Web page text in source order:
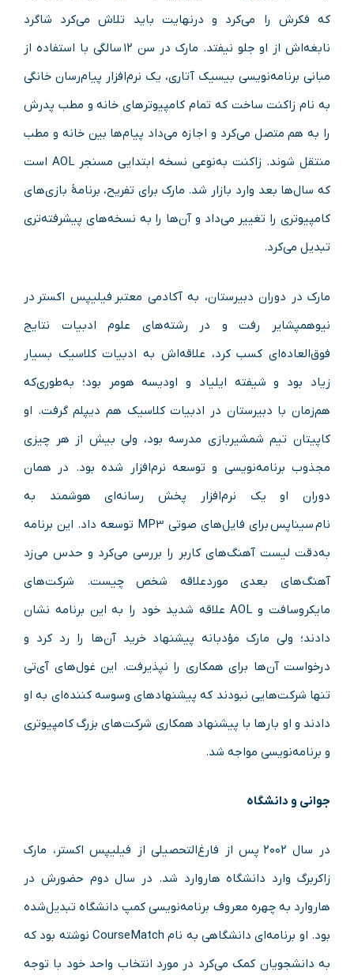
که فکرش را می‌کرد و درنهایت باید تلاش می‌کرد شاگرد
نابغه‌اش از او جلو نیفتد. مارک در سن ۱۲ سالگی با استفاده از
مبانی برنامه‌نویسی بیسیک آتاری، یک نرم‌افزار پیام‌رسان خانگی
به نام زاکنت ساخت که تمام کامپیوترهای خانه و مطب پدرش
را به هم متصل می‌کرد و اجازه می‌داد پیام‌ها بین خانه و مطب
منتقل شوند. زاکنت به‌نوعی نسخه ابتدایی مسنجر AOL است
که سال‌ها بعد وارد بازار شد. مارک برای تفریح، برنامهٔ بازی‌های
کامپیوتری را تغییر می‌داد و آن‌ها را به نسخه‌های پیشرفته‌تری
تبدیل می‌کرد.
مارک در دوران دبیرستان، به آکادمی معتبر فیلیپس اکستر در
نیوهمپشایر رفت و در رشته‌های علوم ادبیات نتایج
فوق‌العاده‌ای کسب کرد، علاقه‌اش به ادبیات کلاسیک بسیار
زیاد بود و شیفته ایلیاد و اودیسه هومر بود؛ به‌طوری‌که
هم‌زمان با دبیرستان در ادبیات کلاسیک هم دیپلم گرفت. او
کاپیتان تیم شمشیربازی مدرسه بود، ولی بیش از هر چیزی
مجذوب برنامه‌نویسی و توسعه نرم‌افزار شده بود. در همان
دوران او یک نرم‌افزار پخش رسانه‌ای هوشمند به
نام سیناپس برای فایل‌های صوتی MP3 توسعه داد. این برنامه
به‌دقت لیست آهنگ‌های کاربر را بررسی می‌کرد و حدس می‌زد
آهنگ‌های بعدی موردعلاقه شخص چیست. شرکت‌های
مایکروسافت و AOL علاقه شدید خود را به این برنامه نشان
دادند؛ ولی مارک مؤدبانه پیشنهاد خرید آن‌ها را رد کرد و
درخواست آن‌ها برای همکاری را نپذیرفت. این غول‌های آی‌تی
تنها شرکت‌هایی نبودند که پیشنهادهای وسوسه کننده‌ای به او
دادند و او بارها با پیشنهاد همکاری شرکت‌های بزرگ کامپیوتری
و برنامه‌نویسی مواجه شد.
جوانی و دانشگاه
در سال ۲۰۰۲ پس از فارغ‌التحصیلی از فیلیپس اکستر، مارک
زاکربرگ وارد دانشگاه هاروارد شد. در سال دوم حضورش در
هاروارد به چهره معروف برنامه‌نویسی کمپ دانشگاه تبدیل‌شده
بود. او برنامه‌ای دانشگاهی به نام CourseMatch نوشته بود که
به دانشجویان کمک می‌کرد در مورد انتخاب واحد خود با توجه